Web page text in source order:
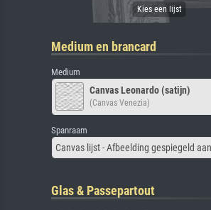
Medium en brancard
Medium
Canvas Leonardo (satijn)
(Canvas Venezia)
Spanraam
Glas & Passepartout